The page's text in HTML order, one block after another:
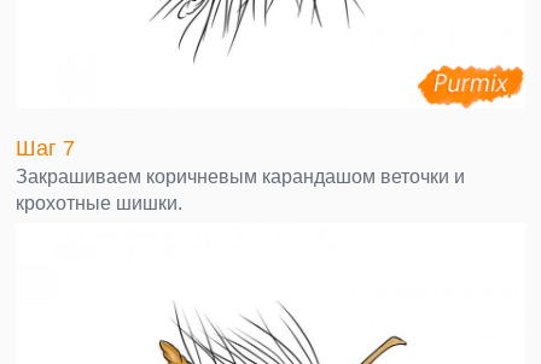
Шаг 7
Закрашиваем коричневым карандашом веточки и
крохотные шишки.